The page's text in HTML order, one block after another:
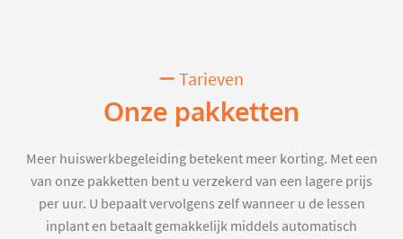
Tarieven
Onze pakketten
Meer huiswerkbegeleiding betekent meer korting. Met een
van onze pakketten bent u verzekerd van een lagere prijs
per uur. U bepaalt vervolgens zelf wanneer u de lessen
inplant en betaalt gemakkelijk middels automatisch